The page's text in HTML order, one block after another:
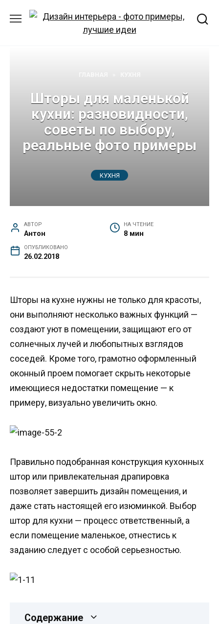
Шторы для маленькой
кухни: разновидности,
советы по выбору,
реальные фото примеры
КУХНЯ
АВТОР
Антон
НА ЧТЕНИЕ
8 мин
ОПУБЛИКОВАНО
26.02.2018
Шторы на кухне нужны не только для красоты,
они выполняют несколько важных функций —
создают уют в помещении, защищают его от
солнечных лучей и любопытных взглядов
соседей. Кроме того, грамотно оформленный
оконный проем помогает скрыть некоторые
имеющиеся недостатки помещение — к
примеру, визуально увеличить окно.
Правильно подобранная конструкция кухонных
штор или привлекательная драпировка
позволяет завершить дизайн помещения, и
даже стать настоящей его изюминкой. Выбор
штор для кухни — процесс ответственный, а
если помещение маленькое, отнестись к
заданию следует с особой серьезностью.
Содержание